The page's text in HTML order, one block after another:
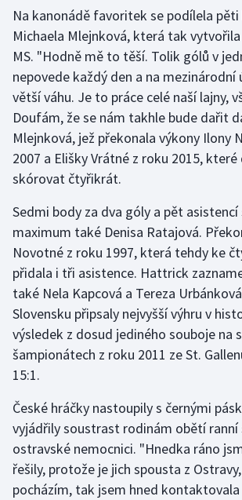
Golf
Gymnastika
Házená
Jezdectví
Judo
Krasobruslení
Lezení
Lyže a snowboard
Moderní pětiboj
Motorsport
Olympijské hry
Parasport
Plavání
Na kanonádě favoritek se podílela
Michaela Mlejnková, která tak
MS. "Hodně mě to těší. Tolik gólů v
nepovede každý den a na
větší váhu. Je to práce celé naší lajny,
Doufám, že se nám takhle bude dařit
Mlejnková, jež překonala výkony Ilony
2007 a Elišky Vrátné z roku 2015,
skórovat čtyřikrát.
Sedmi body za dva góly a pět
maximum také Denisa Ratajová.
Novotné z roku 1997, která tehdy ke
přidala i tři asistence. Hattrick
také Nela Kapcová a Tereza
Slovensku připsaly nejvyšší výhru v
výsledek z dosud jediného souboje na
šampionátech z roku 2011 ze St.
15:1.
České hráčky nastoupily s černými
vyjádřily soustrast rodinám obětí ranní
ostravské nemocnici. "Hnedka ráno
řešily, protože je jich spousta z
pocházím, tak jsem hned